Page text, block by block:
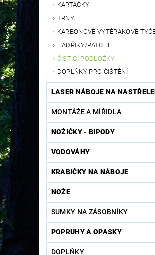
KARTÁČKY
TRNY
KARBONOVÉ VYTĚRÁKOVÉ
HADŘÍKY/PATCHE
ČISTICÍ PODLOŽKY
DOPLŇKY PRO ČIŠTĚNÍ
LASER NÁBOJE NA
MONTÁŽE A MÍŘIDLA
NOŽIČKY - BIPODY
VODOVÁHY
KRABIČKY NA NÁBOJE
NOŽE
SUMKY NA ZÁSOBNÍKY
POPRUHY A OPASKY
DOPLŇKY